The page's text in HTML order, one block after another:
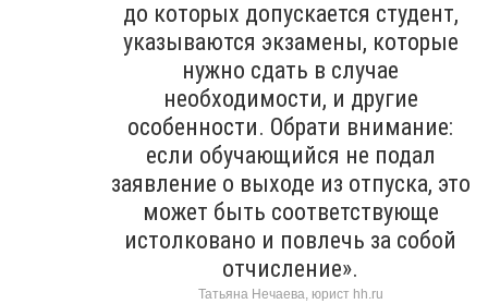
до которых допускается студент,
указываются экзамены, которые
нужно сдать в случае
необходимости, и другие
особенности. Обрати внимание:
если обучающийся не подал
заявление о выходе из отпуска, это
может быть соответствующе
истолковано и повлечь за собой
отчисление».
Татьяна Нечаева, юрист hh.ru